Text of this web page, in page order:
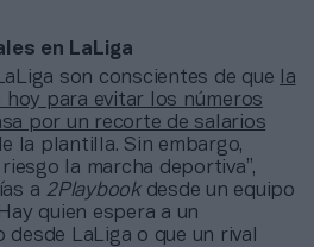
en LaLiga
son conscientes de que
la
hoy para evitar los números
por un recorte de salarios
la plantilla. Sin embargo,
la marcha deportiva”,
a 2Playbookdesde un equipo
quien espera a un
LaLiga o que un rival